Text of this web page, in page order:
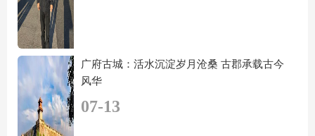
广府古城：活水沉淀岁月沧桑 古郡承载古今
风华
07-13